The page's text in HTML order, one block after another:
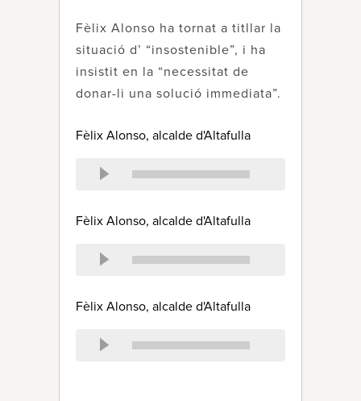
Fèlix Alonso ha tornat a titllar la
situació d’ “insostenible”, i ha
insistit en la “necessitat de
donar-li una solució immediata”.
Fèlix Alonso, alcalde d'Altafulla
Fèlix Alonso, alcalde d'Altafulla
Fèlix Alonso, alcalde d'Altafulla